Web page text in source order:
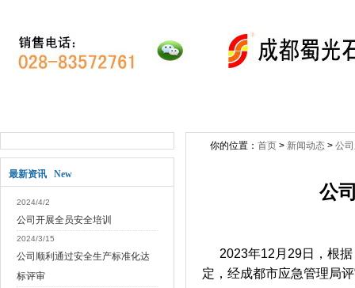
最新资讯 New
2024/4/2
公司开展全员安全培训
2024/3/15
公司顺利通过安全生产标准化达
标评审
你的位置： 首页 > 新闻动态 > 公
公
2023年12月29日，根
定，经成都市应急管理局